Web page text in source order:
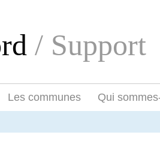
/ Support
Les communes Qui